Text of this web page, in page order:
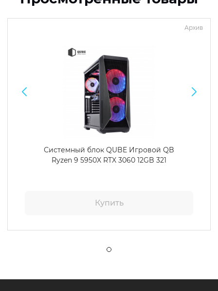
Архив
Системный блок QUBE Игровой QB
Ryzen 9 5950X RTX 3060 12GB 321
Купить